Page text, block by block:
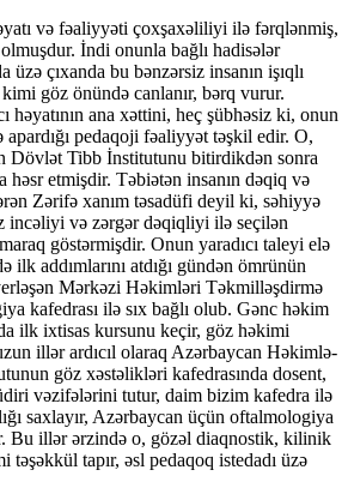
və fəaliyyəti çoxşaxəliliyi ilə fərqlənmiş,
İndi onunla bağlı hadisələr
üzə çıxanda bu bənzərsiz insanın işıqlı
göz önün­də can­lanır, bərq vurur.
həyatının ana xəttini, heç şüb­hə­siz ki, onun
pedaqoji fəaliyyət təşkil edir. O,
Dövlət Tibb İnstitutunu bitirdikdən sonra
etmişdir. Təbiətən insanın dəqiq və
Zərifə xanım təsadüfi deyil ki, səhiyyə
in­cəliyi və zərgər dəqiqliyi ilə seçilən
göstər­miş­dir. Onun yaradıcı taleyi elə
ilk addımla­rı­nı atdığı gündən ömrünün
Mərkəzi Həkimləri Təkmilləşdirmə
kafedrası ilə sıx bağlı olub. Gənc həkim
ilk ixtisas kursunu keçir, göz həkimi
illər ardıcıl olaraq Azərbaycan Həkim­lə­
göz xəstəlikləri kafedrasında dosent,
vəzifələrini tutur, daim bizim kafedra ilə
saxlayır, Azərbaycan üçün oftalmologiya
Bu il­lər ər­zində o, gözəl diaqnostik, kilinik
ta­pır, əsl pe­daqoq istedadı üzə